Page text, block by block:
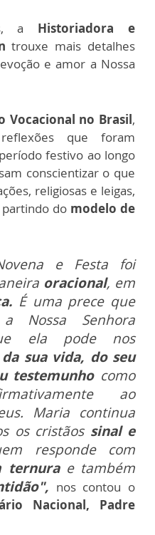
a Historiadora e
trouxe mais detalhes
e amor a Nossa
Vocacional no Brasil,
que foram
festivo ao longo
conscientizar o que
religiosas e leigas,
do modelo de
e Festa foi
oracional, em
É uma prece que
Nossa Senhora
ela pode nos
sua vida, do seu
testemunhocomo
ao
Maria continua
os cristãos sinal e
responde com
ternura e também
nos contou o
Nacional, Padre